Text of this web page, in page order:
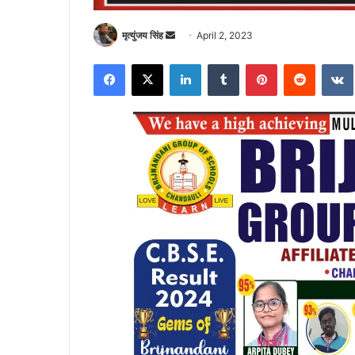
मृत्युंजय सिंह
Send
email
April 2, 2023
Facebook
X LinkedInTumblr PinterestReddit